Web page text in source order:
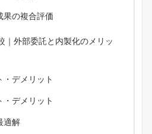
果の複合評価
｜外部委託と内製化のメリッ
デメリット
・デメリット
適解